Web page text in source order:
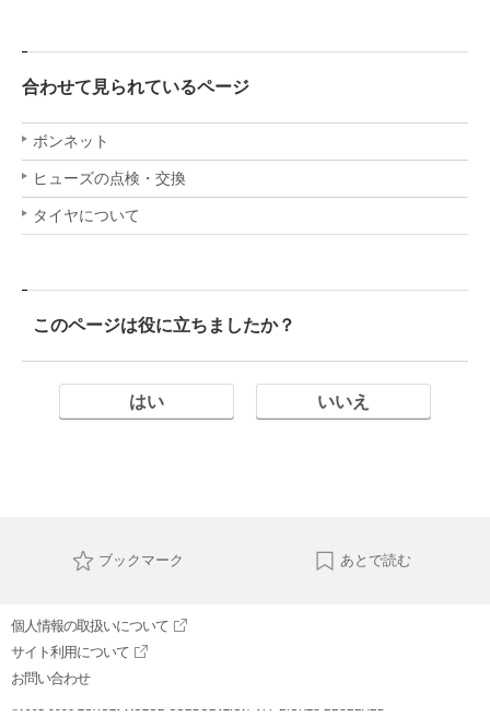
合わせて見られているページ
ボンネット
ヒューズの点検・交換
タイヤについて
このページは役に立ちましたか？
はい いいえ
ブックマーク あとで読む
個人情報の取扱いについて
サイト利用について
お問い合わせ
©1995-2026 TOYOTA MOTOR CORPORATION. ALL RIGHTS RESERVED.